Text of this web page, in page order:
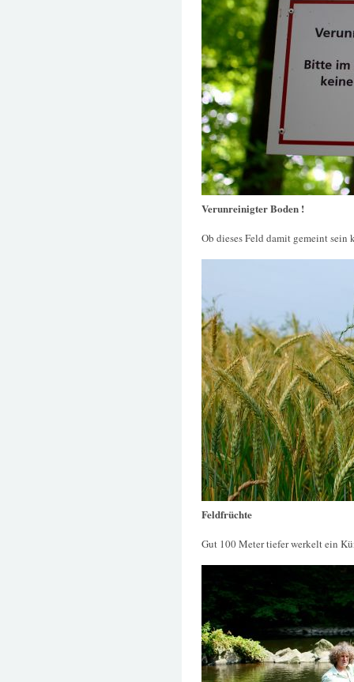
Verunreinigter Boden !
Ob dieses Feld damit gemeint sein
Feldfrüchte
Gut 100 Meter tiefer werkelt ein